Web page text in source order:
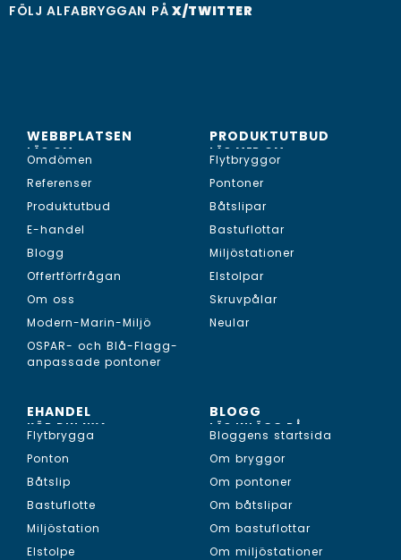
FÖLJ ALFABRYGGAN PÅ X/TWITTER
WEBBPLATSEN
LÄS OM...
Omdömen
Referenser
Produktutbud
E-handel
Blogg
Offertförfrågan
Om oss
Modern-Marin-Miljö
OSPAR- och Blå-Flagg-
anpassade pontoner
PRODUKTUTBUD
LÄS MER OM...
Flytbryggor
Pontoner
Båtslipar
Bastuflottar
Miljöstationer
Elstolpar
Skruvpålar
Neular
EHANDEL
KÖP DIN NYA...
Flytbrygga
Ponton
Båtslip
Bastuflotte
Miljöstation
Elstolpe
BLOGG
LÄS INLÄGG PÅ...
Bloggens startsida
Om bryggor
Om pontoner
Om båtslipar
Om bastuflottar
Om miljöstationer